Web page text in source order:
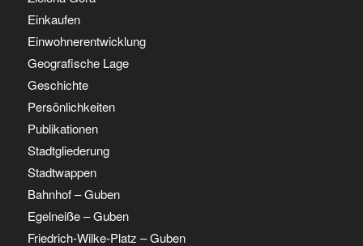
Einkaufen
Einwohnerentwicklung
Geografische Lage
Geschichte
Persönlichkeiten
Publikationen
Stadtgliederung
Stadtwappen
Bahnhof – Guben
Egelneiße – Guben
Friedrich-Wilke-Platz – Guben